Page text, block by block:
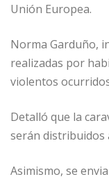
Unión Europea.
Norma Garduño,
realizadas por
violentos
Detalló que la
serán distribuidos
Asimismo, se